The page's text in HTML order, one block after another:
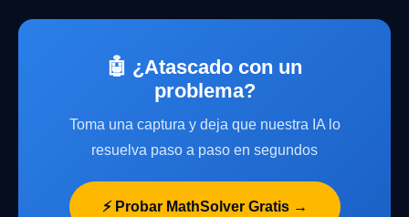
🤖 ¿Atascado con un
problema?
Toma una captura y deja que nuestra IA lo
resuelva paso a paso en segundos
⚡ Probar MathSolver Gratis →